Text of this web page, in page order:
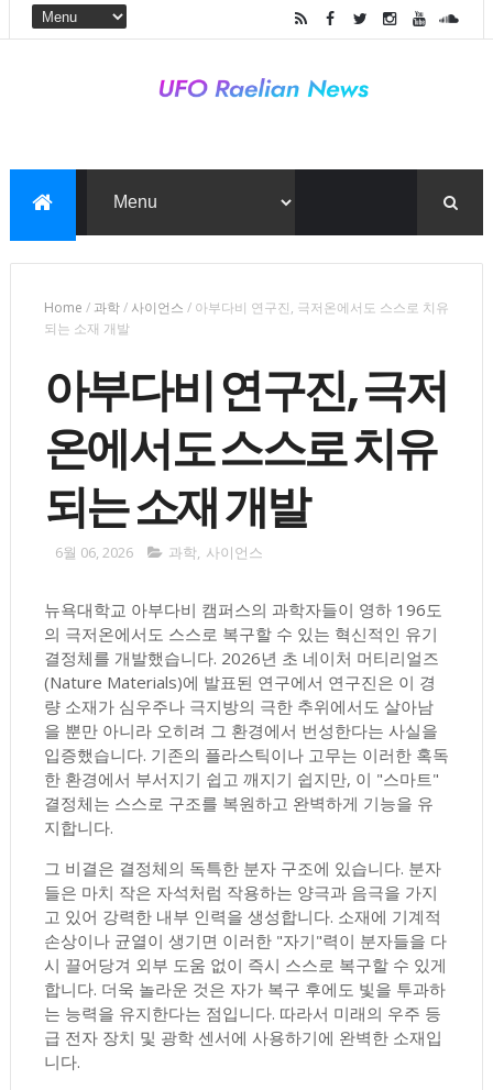
Home / 과학/ 사이언스 / 아부다비 연구진, 극저온에서도 스스로 치유
되는 소재 개발
아부다비 연구진, 극저
온에서도 스스로 치유
되는 소재 개발
6월 06, 2026 과학, 사이언스
뉴욕대학교 아부다비 캠퍼스의 과학자들이 영하 196도
의 극저온에서도 스스로 복구할 수 있는 혁신적인 유기
결정체를 개발했습니다. 2026년 초 네이처 머티리얼즈
(Nature Materials)에 발표된 연구에서 연구진은 이 경
량 소재가 심우주나 극지방의 극한 추위에서도 살아남
을 뿐만 아니라 오히려 그 환경에서 번성한다는 사실을
입증했습니다. 기존의 플라스틱이나 고무는 이러한 혹독
한 환경에서 부서지기 쉽고 깨지기 쉽지만, 이 "스마트"
결정체는 스스로 구조를 복원하고 완벽하게 기능을 유
지합니다.
그 비결은 결정체의 독특한 분자 구조에 있습니다. 분자
들은 마치 작은 자석처럼 작용하는 양극과 음극을 가지
고 있어 강력한 내부 인력을 생성합니다. 소재에 기계적
손상이나 균열이 생기면 이러한 "자기"력이 분자들을 다
시 끌어당겨 외부 도움 없이 즉시 스스로 복구할 수 있게
합니다. 더욱 놀라운 것은 자가 복구 후에도 빛을 투과하
는 능력을 유지한다는 점입니다. 따라서 미래의 우주 등
급 전자 장치 및 광학 센서에 사용하기에 완벽한 소재입
니다.